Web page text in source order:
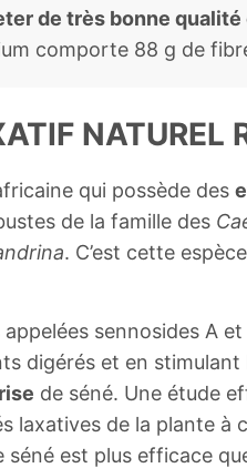
de très bonne
comporte 88 g de
NATUREL
qui possède des
de la famille des
. C’est cette
sennosides A
digérés et en
de séné. Une étude
laxatives de la plante à
séné est plus efficace